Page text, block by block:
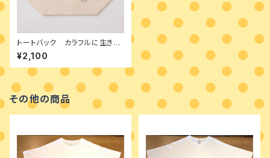
トートバック カラフルに生きよ
う
¥2,100
その他の商品